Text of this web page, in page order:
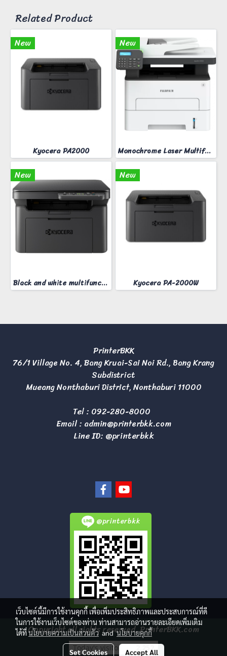
Related Product
New
Kyocera PA2000
New
Monochrome Laser Multifunction printer ApeosPort 3410SD
New
Black and white multifunction printer KYOCERA MA-2000W
New
Kyocera PA-2000W
PrinterBKK
76/1 Village No. 4, Bang Kruai-Sai Noi Rd., Bang Krang
Subdistrict
Mueang Nonthaburi District, Nonthaburi 11000
Tel : 092-280-8000
Email : admin@printerbkk.com
Line ID: @printerbkk
@printerbkk
Copyright all rights reserved. PrinterBKK.com
Today's visitor
เว็บไซต์นี้มีการใช้งานคุกกี้ เพื่อเพิ่มประสิทธิภาพและประสบการณ์ที่ดี
ในการใช้งานเว็บไซต์ของท่าน ท่านสามารถอ่านรายละเอียดเพิ่มเติม
ได้ที่นโยบายความเป็นส่วนตัวandนโยบายคุกกี้
Set Cookies Accept All